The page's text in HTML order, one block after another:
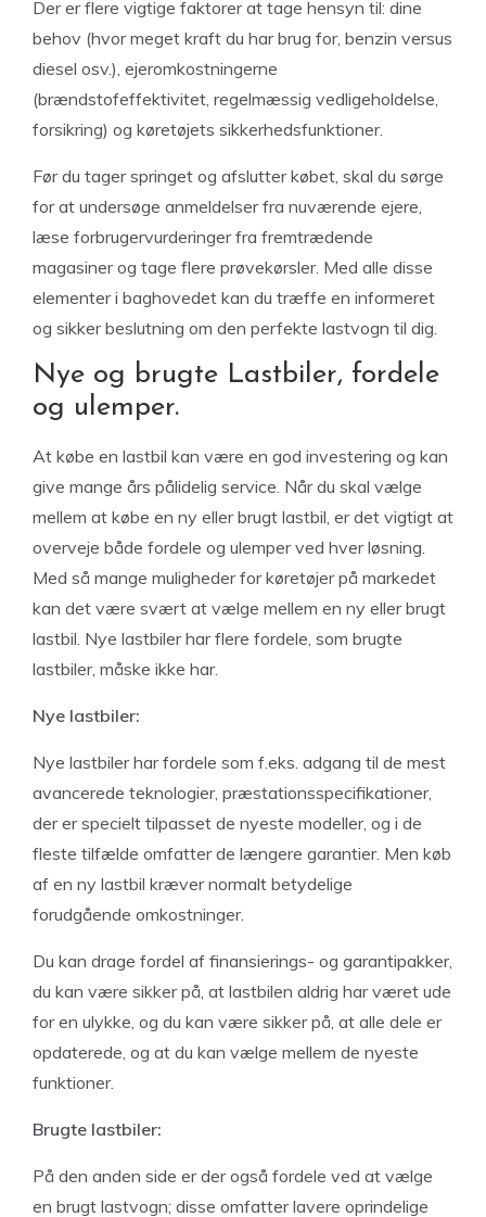
Der er flere vigtige faktorer at tage hensyn til: dine
behov (hvor meget kraft du har brug for, benzin versus
diesel osv.), ejeromkostningerne
(brændstofeffektivitet, regelmæssig vedligeholdelse,
forsikring) og køretøjets sikkerhedsfunktioner.
Før du tager springet og afslutter købet, skal du sørge
for at undersøge anmeldelser fra nuværende ejere,
læse forbrugervurderinger fra fremtrædende
magasiner og tage flere prøvekørsler. Med alle disse
elementer i baghovedet kan du træffe en informeret
og sikker beslutning om den perfekte lastvogn til dig.
Nye og brugte Lastbiler, fordele
og ulemper.
At købe en lastbil kan være en god investering og kan
give mange års pålidelig service. Når du skal vælge
mellem at købe en ny eller brugt lastbil, er det vigtigt at
overveje både fordele og ulemper ved hver løsning.
Med så mange muligheder for køretøjer på markedet
kan det være svært at vælge mellem en ny eller brugt
lastbil. Nye lastbiler har flere fordele, som brugte
lastbiler, måske ikke har.
Nye lastbiler:
Nye lastbiler har fordele som f.eks. adgang til de mest
avancerede teknologier, præstationsspecifikationer,
der er specielt tilpasset de nyeste modeller, og i de
fleste tilfælde omfatter de længere garantier. Men køb
af en ny lastbil kræver normalt betydelige
forudgående omkostninger.
Du kan drage fordel af finansierings- og garantipakker,
du kan være sikker på, at lastbilen aldrig har været ude
for en ulykke, og du kan være sikker på, at alle dele er
opdaterede, og at du kan vælge mellem de nyeste
funktioner.
Brugte lastbiler:
På den anden side er der også fordele ved at vælge
en brugt lastvogn; disse omfatter lavere oprindelige